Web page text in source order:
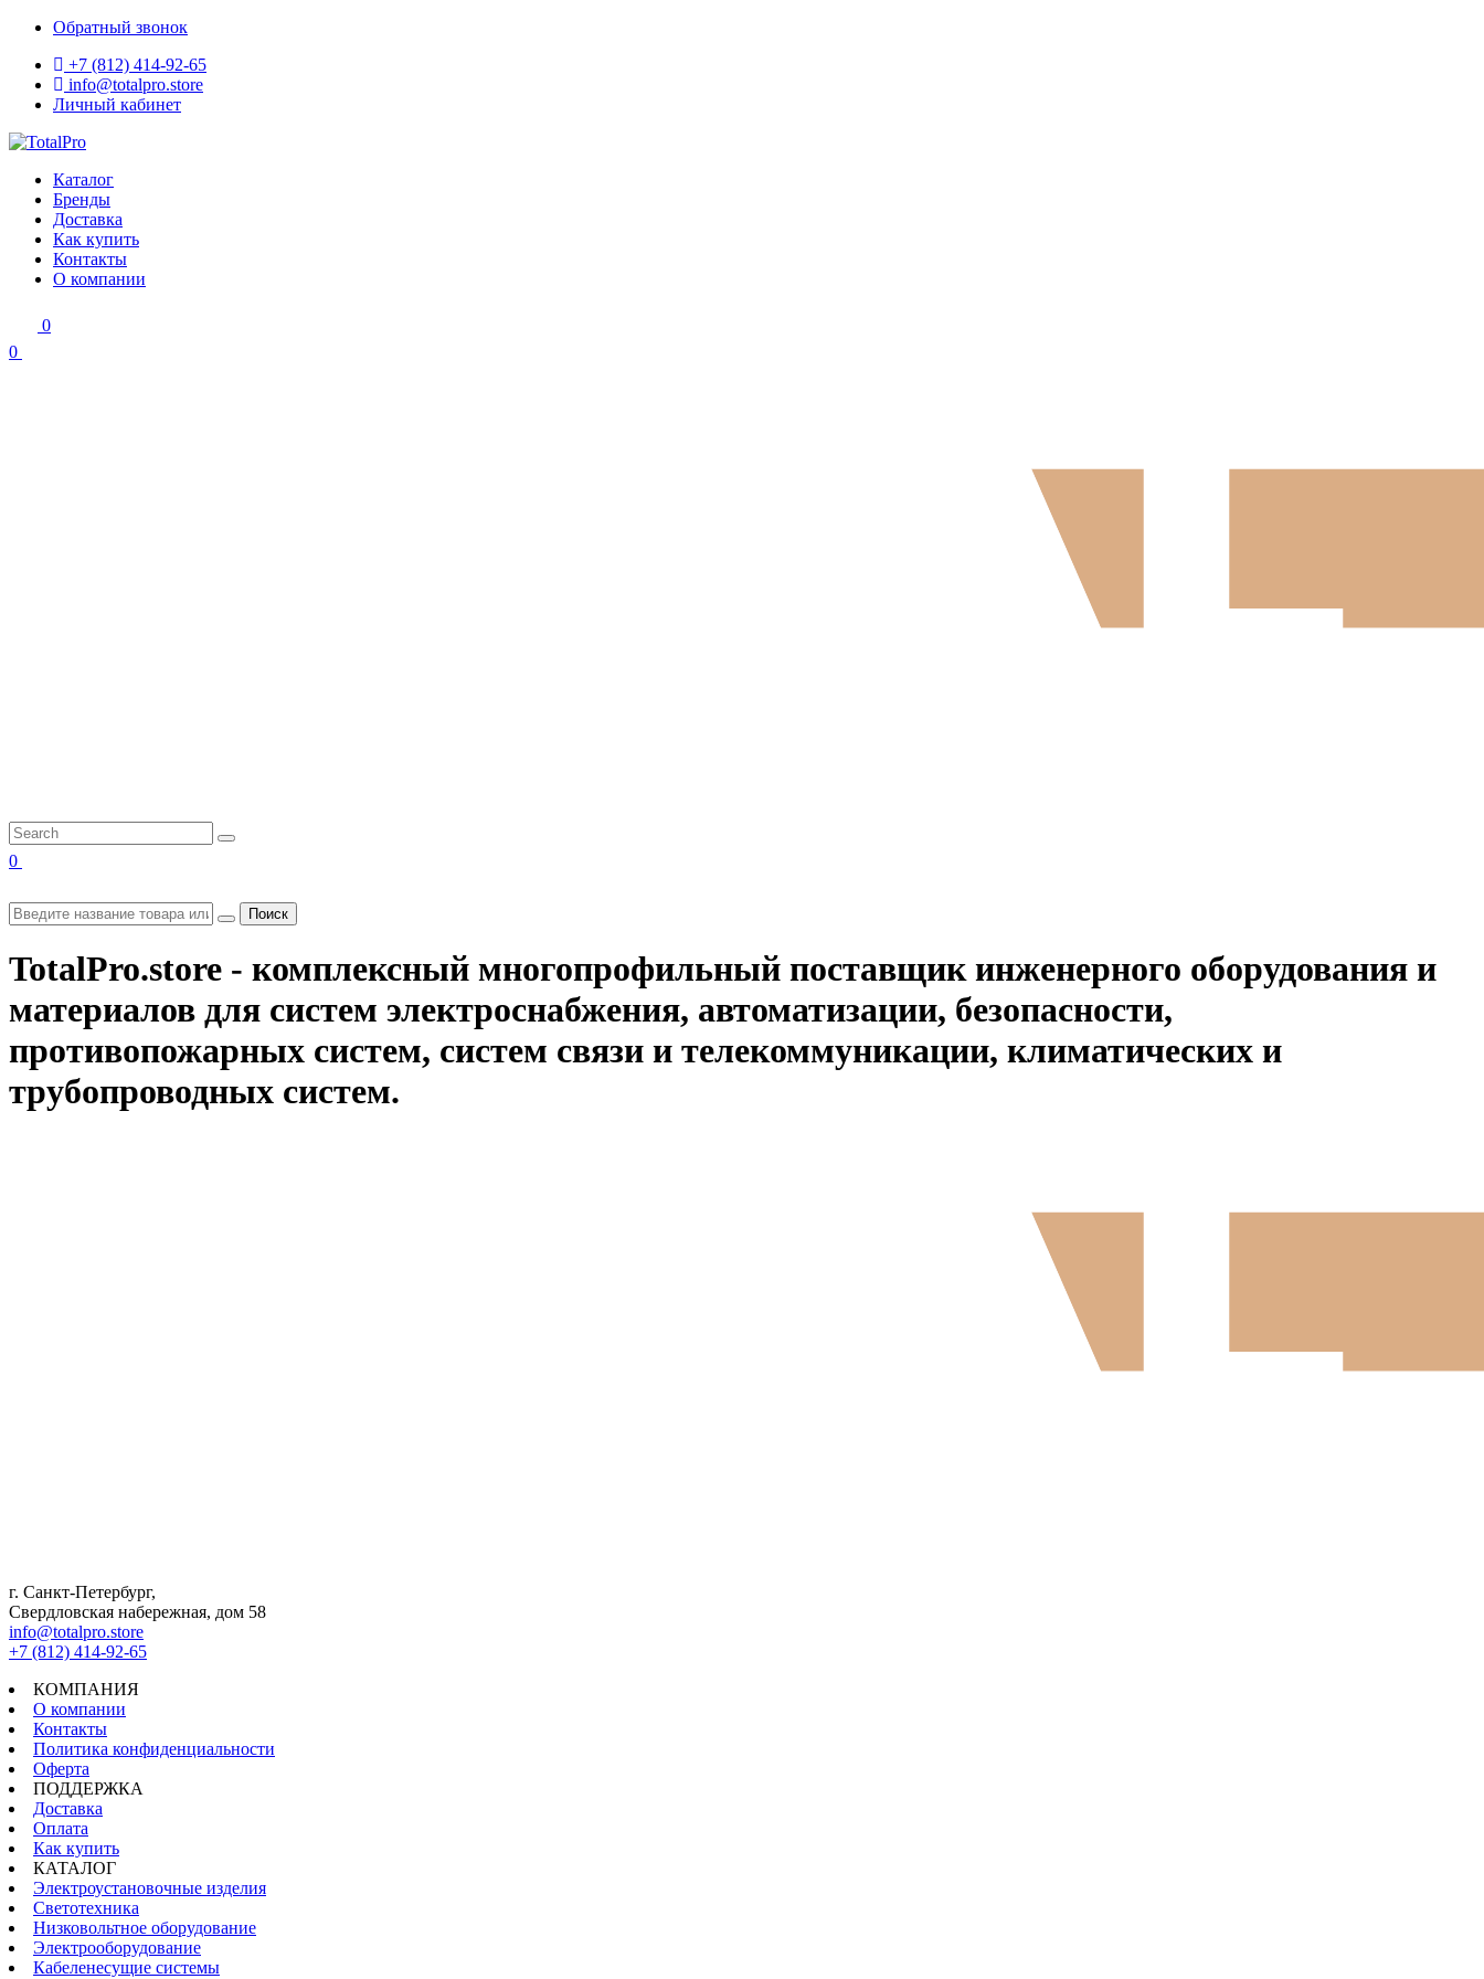
Обратный звонок
+7 (812) 414-92-65
info@totalpro.store
Личный кабинет
Каталог
Бренды
Доставка
Как купить
Контакты
О компании
0
0
0
Поиск
TotalPro.store - комплексный многопрофильный поставщик инженерного оборудования и
материалов для систем электроснабжения, автоматизации, безопасности,
противопожарных систем, систем связи и телекоммуникации, климатических и
трубопроводных систем.
г. Санкт-Петербург,
Свердловская набережная, дом 58
info@totalpro.store
+7 (812) 414-92-65
КОМПАНИЯ
О компании
Контакты
Политика конфиденциальности
Оферта
ПОДДЕРЖКА
Доставка
Оплата
Как купить
КАТАЛОГ
Электроустановочные изделия
Светотехника
Низковольтное оборудование
Электрооборудование
Кабеленесущие системы